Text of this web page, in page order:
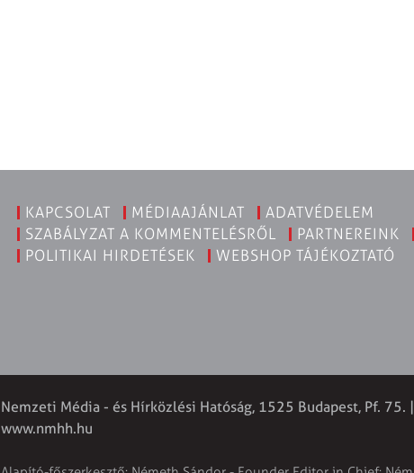
KAPCSOLAT MÉDIAAJÁNLAT
ADATVÉDELEM
SZABÁLYZAT A KOMMENTELÉSRŐL
PARTNEREINK
POLITIKAI HIRDETÉSEK
WEBSHOP TÁJÉKOZTATÓ
Nemzeti Média - és Hírközlési Hatóság, 1525 Budapest, Pf.
www.nmhh.hu